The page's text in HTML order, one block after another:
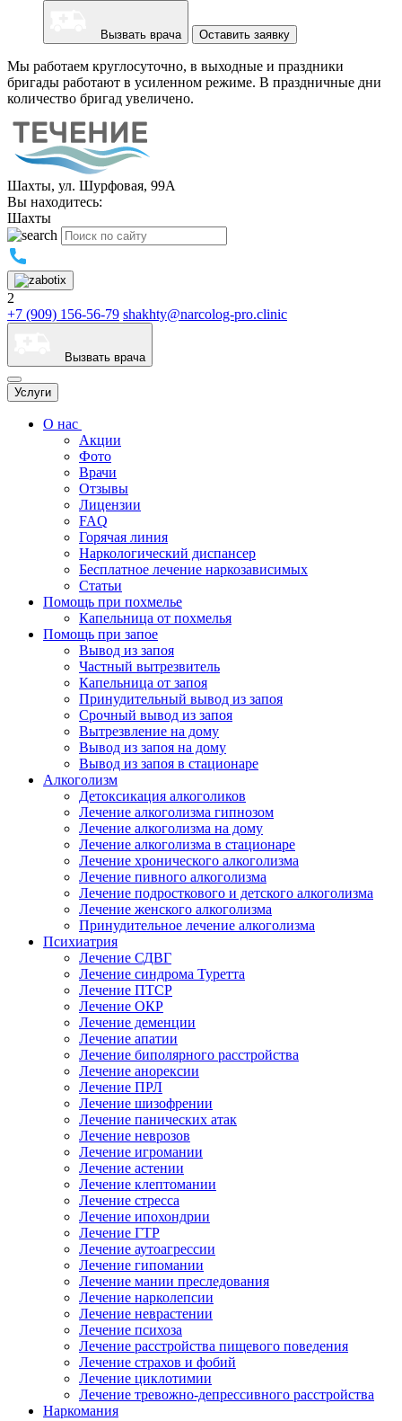
Вызвать врача Оставить заявку
Мы работаем круглосуточно, в выходные и праздники
бригады работают в усиленном режиме. В праздничные дни
количество бригад увеличено.
Шахты, ул. Шурфовая, 99А
Вы находитесь:
Шахты
2
+7 (909) 156-56-79 shakhty@narcolog-pro.clinic
Вызвать врача
Услуги
О нас
Акции
Фото
Врачи
Отзывы
Лицензии
FAQ
Горячая линия
Наркологический диспансер
Бесплатное лечение наркозависимых
Статьи
Помощь при похмелье
Капельница от похмелья
Помощь при запое
Вывод из запоя
Частный вытрезвитель
Капельница от запоя
Принудительный вывод из запоя
Срочный вывод из запоя
Вытрезвление на дому
Вывод из запоя на дому
Вывод из запоя в стационаре
Алкоголизм
Детоксикация алкоголиков
Лечение алкоголизма гипнозом
Лечение алкоголизма на дому
Лечение алкоголизма в стационаре
Лечение хронического алкоголизма
Лечение пивного алкоголизма
Лечение подросткового и детского алкоголизма
Лечение женского алкоголизма
Принудительное лечение алкоголизма
Психиатрия
Лечение СДВГ
Лечение синдрома Туретта
Лечение ПТСР
Лечение ОКР
Лечение деменции
Лечение апатии
Лечение биполярного расстройства
Лечение анорексии
Лечение ПРЛ
Лечение шизофрении
Лечение панических атак
Лечение неврозов
Лечение игромании
Лечение астении
Лечение клептомании
Лечение стресса
Лечение ипохондрии
Лечение ГТР
Лечение аутоагрессии
Лечение гипомании
Лечение мании преследования
Лечение нарколепсии
Лечение неврастении
Лечение психоза
Лечение расстройства пищевого поведения
Лечение страхов и фобий
Лечение циклотимии
Лечение тревожно-депрессивного расстройства
Наркомания